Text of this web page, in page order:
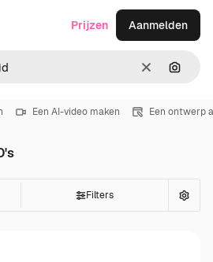
Wissen
Prijzen Aanmelden
Een AI-video maken Een ontwerp
Filters